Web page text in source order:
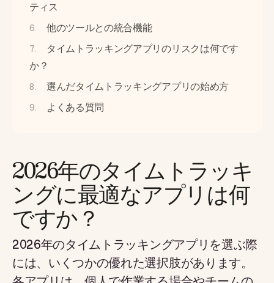
ティス
他のツールとの統合機能
タイムトラッキングアプリのリスクは何です
か？
選んだタイムトラッキングアプリの始め方
よくある質問
2026年のタイムトラッキ
ングに最適なアプリは何
ですか？
2026年のタイムトラッキングアプリを選ぶ際
には、いくつかの優れた選択肢があります。